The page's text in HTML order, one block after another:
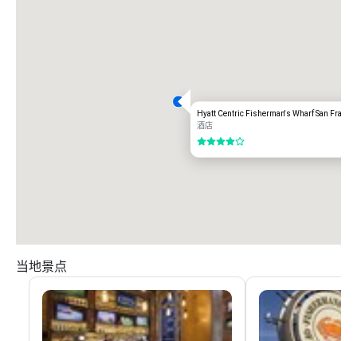
Hyatt Centric Fisherman's Wharf San
酒店
4/5
当地景点